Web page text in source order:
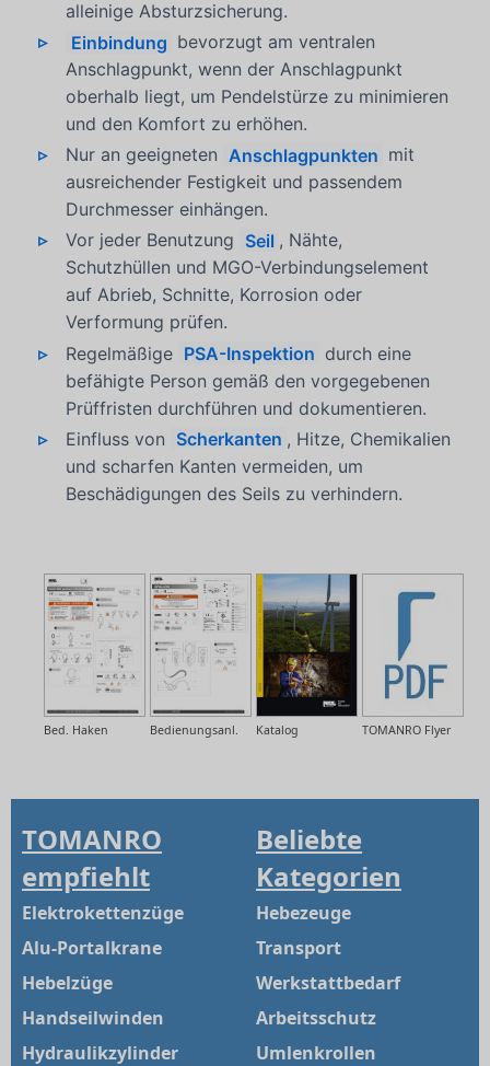
alleinige Absturzsicherung.
Einbindung bevorzugt am ventralen
Anschlagpunkt, wenn der Anschlagpunkt
oberhalb liegt, um Pendelstürze zu minimieren
und den Komfort zu erhöhen.
Nur an geeigneten Anschlagpunkten mit
ausreichender Festigkeit und passendem
Durchmesser einhängen.
Vor jeder Benutzung Seil , Nähte,
Schutzhüllen und MGO-Verbindungselement
auf Abrieb, Schnitte, Korrosion oder
Verformung prüfen.
Regelmäßige PSA-Inspektion durch eine
befähigte Person gemäß den vorgegebenen
Prüffristen durchführen und dokumentieren.
Einfluss von Scherkanten , Hitze, Chemikalien
und scharfen Kanten vermeiden, um
Beschädigungen des Seils zu verhindern.
TOMANRO Flyer
Katalog
Bedienungsanl.
Bed. Haken
TOMANRO
empfiehlt
Elektrokettenzüge
Alu-Portalkrane
Hebelzüge
Handseilwinden
Hydraulikzylinder
Beliebte
Kategorien
Hebezeuge
Transport
Werkstattbedarf
Arbeitsschutz
Umlenkrollen